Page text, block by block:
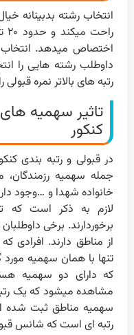
انتخاب رشته بدبینانه
اختصاص میدهد. انتخاب
داوطلب رشته هایی را
رتبه های بالاتر نمره قبولی
تاثیر سهمیه
کنکور
در قبولی و رتبه بندی
جمله سهمیه رزمندگان،
خانواده شهدا و …وجود
لازم به ذکر است که
برخوردارند. برخی
از مناطق دارند. افرادی
تنها با همان سهمیه مورد
که دارای دو سهمیه
مشاهده میشود که یک
سهمیه مناطق ثبت شده
رتبه ای است که شانس